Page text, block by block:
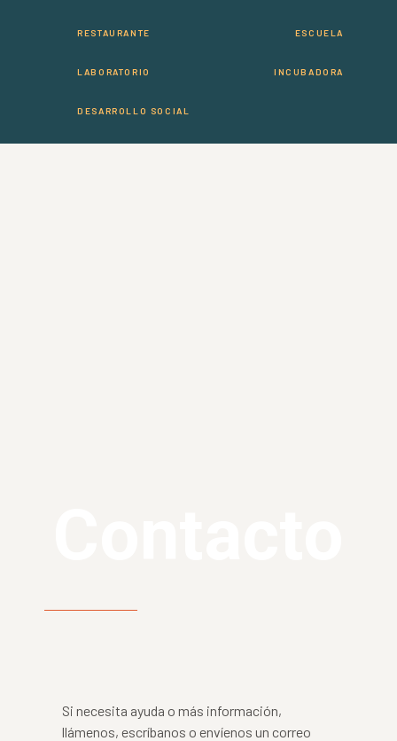
RESTAURANTE ESCUELA
LABORATORIO INCUBADORA
DESARROLLO SOCIAL
Si necesita ayuda o más información,
llámenos, escríbanos o envíenos un correo